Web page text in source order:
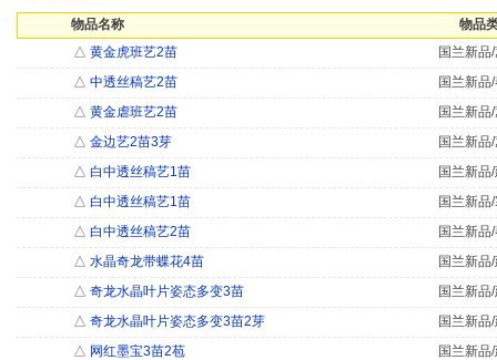
物品名称
物品
△ 黄金虎班艺2苗
国兰新品
△ 中透丝稿艺2苗
国兰新品
△ 黄金虐班艺2苗
国兰新品
△ 金边艺2苗3芽
国兰新品
△ 白中透丝稿艺1苗
国兰新品
△ 白中透丝稿艺1苗
国兰新品
△ 白中透丝稿艺2苗
国兰新品
△ 水晶奇龙带蝶花4苗
国兰新品
△ 奇龙水晶叶片姿态多变3苗
国兰新品
△ 奇龙水晶叶片姿态多变3苗2芽
国兰新品
△ 网红墨宝3苗2苞
国兰新品